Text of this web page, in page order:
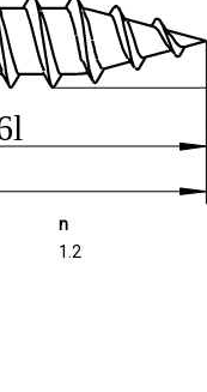
n
1.2